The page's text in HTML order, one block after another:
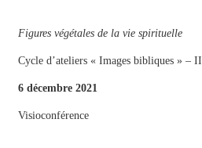
Figures végétales de la vie spirituelle
Cycle d’ateliers « Images bibliques » – II
6 décembre 2021
Visioconférence